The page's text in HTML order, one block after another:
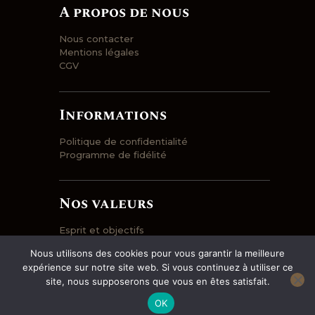
Les
sur
page
produit
A propos de nous
Nous contacter
Mentions légales
CGV
Informations
Politique de confidentialité
Programme de fidélité
Nos valeurs
Esprit et objectifs
Prix et qualité
Entrepôt et logistique
Nous utilisons des cookies pour vous garantir la meilleure
expérience sur notre site web. Si vous continuez à utiliser ce
site, nous supposerons que vous en êtes satisfait.
OK